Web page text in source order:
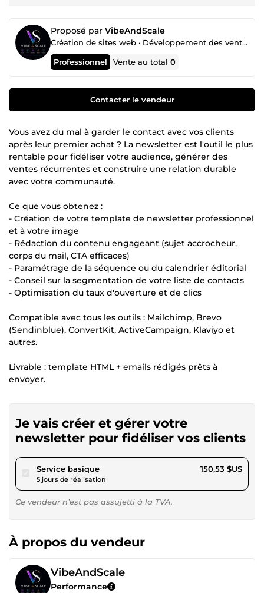
Proposé par VibeAndScale
Création de sites web · Développement des ventes · Community Management
Professionnel Vente au total0
Contacter le vendeur
Vous avez du mal à garder le contact avec vos clients
après leur premier achat ? La newsletter est l'outil le plus
rentable pour fidéliser votre audience, générer des
ventes récurrentes et construire une relation durable
avec votre communauté.
Ce que vous obtenez :
- Création de votre template de newsletter professionnel
et à votre image
- Rédaction du contenu engageant (sujet accrocheur,
corps du mail, CTA efficaces)
- Paramétrage de la séquence ou du calendrier éditorial
- Conseil sur la segmentation de votre liste de contacts
- Optimisation du taux d'ouverture et de clics
Compatible avec tous les outils : Mailchimp, Brevo
(Sendinblue), ConvertKit, ActiveCampaign, Klaviyo et
autres.
Livrable : template HTML + emails rédigés prêts à
envoyer.
Je vais créer et gérer votre
newsletter pour fidéliser vos clients
Service basiquepour 138,73 $US
5 jours de réalisation
150,53 $US
Ce vendeur n’est pas assujetti à la TVA.
À propos du vendeur
VibeAndScale
Performance